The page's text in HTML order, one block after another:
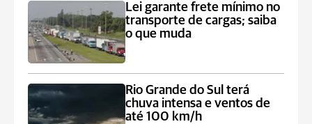
Lei garante frete mínimo no
transporte de cargas; saiba
o que muda
Rio Grande do Sul terá
chuva intensa e ventos de
até 100 km/h